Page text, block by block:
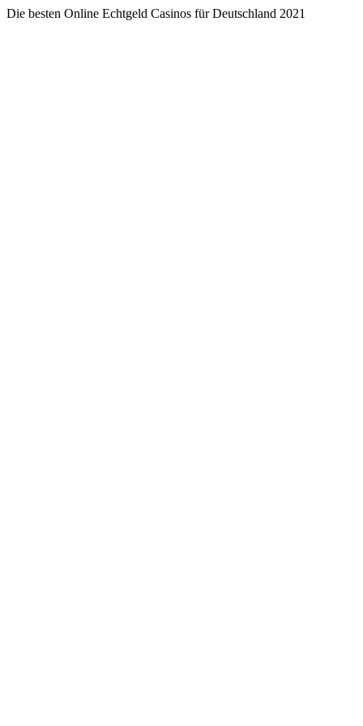
Die besten Online Echtgeld Casinos für Deutschland 2021